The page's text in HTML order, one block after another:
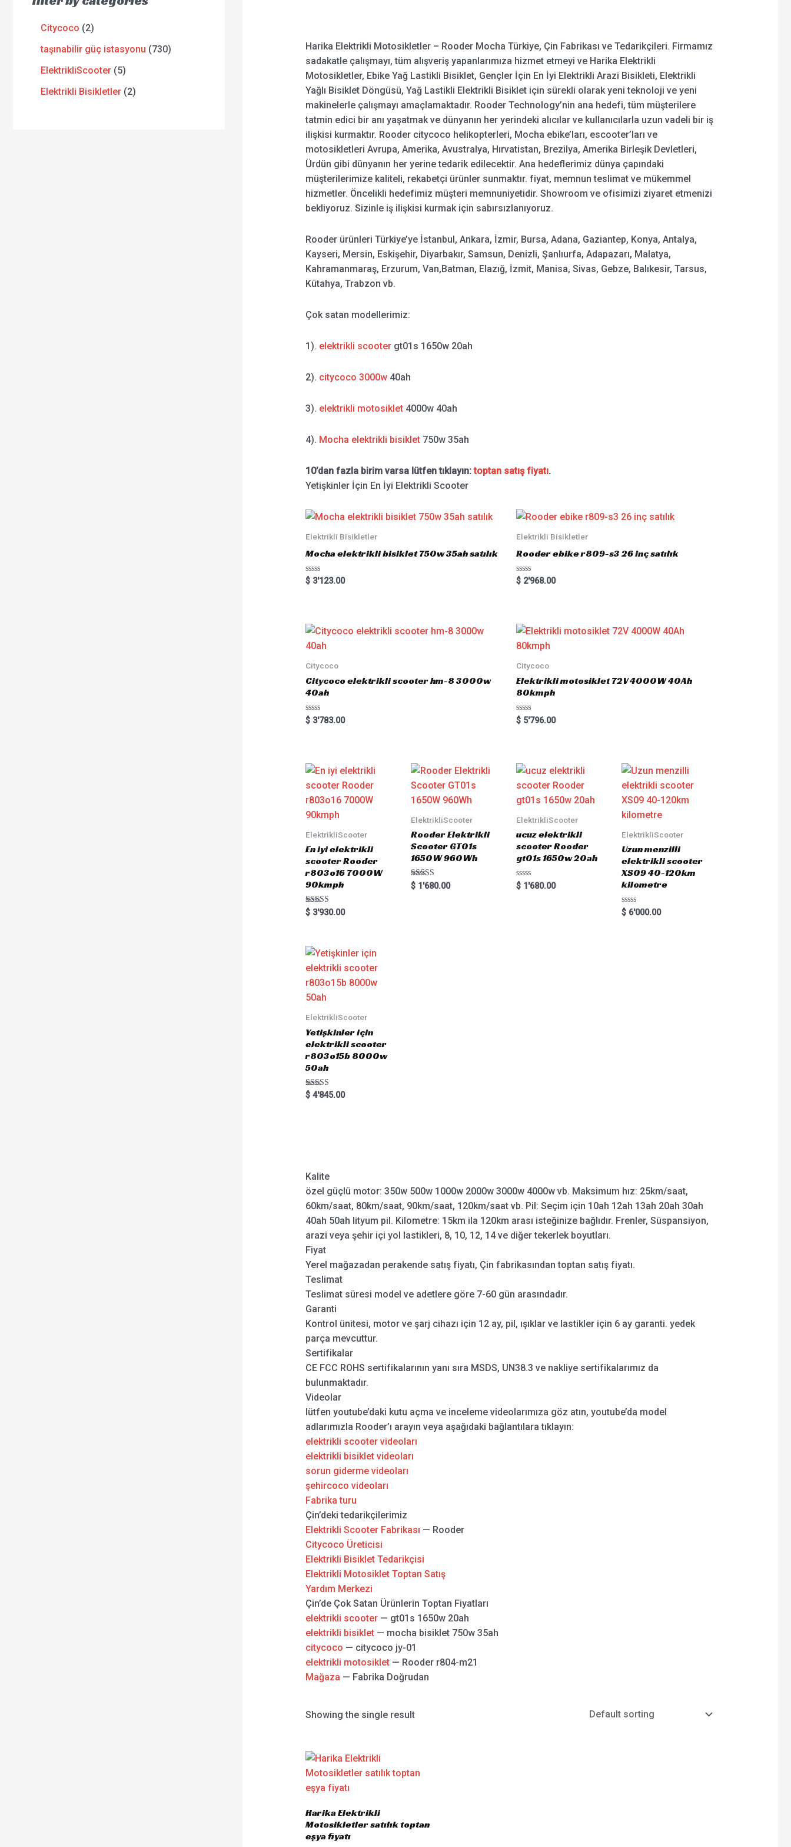
Citycoco 2
taşınabilir güç istasyonu 730
ElektrikliScooter 5
Elektrikli Bisikletler 2
Harika Elektrikli Motosikletler – Rooder Mocha Türkiye, Çin Fabrikası ve Tedarikçileri. Firmamız
sadakatle çalışmayı, tüm alışveriş yapanlarımıza hizmet etmeyi ve Harika Elektrikli
Motosikletler, Ebike Yağ Lastikli Bisiklet, Gençler İçin En İyi Elektrikli Arazi Bisikleti, Elektrikli
Yağlı Bisiklet Döngüsü, Yağ Lastikli Elektrikli Bisiklet için sürekli olarak yeni teknoloji ve yeni
makinelerle çalışmayı amaçlamaktadır. Rooder Technology’nin ana hedefi, tüm müşterilere
tatmin edici bir anı yaşatmak ve dünyanın her yerindeki alıcılar ve kullanıcılarla uzun vadeli bir iş
ilişkisi kurmaktır. Rooder citycoco helikopterleri, Mocha ebike’ları, escooter’ları ve
motosikletleri Avrupa, Amerika, Avustralya, Hırvatistan, Brezilya, Amerika Birleşik Devletleri,
Ürdün gibi dünyanın her yerine tedarik edilecektir. Ana hedeflerimiz dünya çapındaki
müşterilerimize kaliteli, rekabetçi ürünler sunmaktır. fiyat, memnun teslimat ve mükemmel
hizmetler. Öncelikli hedefimiz müşteri memnuniyetidir. Showroom ve ofisimizi ziyaret etmenizi
bekliyoruz. Sizinle iş ilişkisi kurmak için sabırsızlanıyoruz.
Rooder ürünleri Türkiye’ye İstanbul, Ankara, İzmir, Bursa, Adana, Gaziantep, Konya, Antalya,
Kayseri, Mersin, Eskişehir, Diyarbakır, Samsun, Denizli, Şanlıurfa, Adapazarı, Malatya,
Kahramanmaraş, Erzurum, Van,Batman, Elazığ, İzmit, Manisa, Sivas, Gebze, Balıkesir, Tarsus,
Kütahya, Trabzon vb.
Çok satan modellerimiz:
1). elektrikli scootergt01s 1650w 20ah
2). citycoco 3000w40ah
3). elektrikli motosiklet4000w 40ah
4). Mocha elektrikli bisiklet750w 35ah
10’dan fazla birim varsa lütfen tıklayın:toptan satış fiyatı.
Yetişkinler İçin En İyi Elektrikli Scooter
Elektrikli Bisikletler
Mocha elektrikli bisiklet 750w 35ah satılık
Rated
0
$3'123.00
Elektrikli Bisikletler
Rooder ebike r809-s3 26 inç satılık
Rated
0
$ 2'968.00
Citycoco
Citycoco elektrikli scooter hm-8 3000w
40ah
Rated
0
$3'783.00
Citycoco
Elektrikli motosiklet 72V 4000W 40Ah
80kmph
Rated
0
$ 5'796.00
ElektrikliScooter
En iyi elektrikli
scooter Rooder
r803o16 7000W
90kmph
Rated
5.00
$3'930.00
ElektrikliScooter
Rooder Elektrikli
Scooter GT01s
1650W 960Wh
Rated
5.00
$1'680.00
ElektrikliScooter
ucuz elektrikli
scooter Rooder
gt01s 1650w 20ah
Rated
0
$ 1'680.00
ElektrikliScooter
Uzun menzilli
elektrikli scooter
XS09 40-120km
kilometre
Rated
0
$ 6'000.00
ElektrikliScooter
Yetişkinler için
elektrikli scooter
r803o15b 8000w
50ah
Rated
5.00
$4'845.00
Kalite
özel güçlü motor: 350w 500w 1000w 2000w 3000w 4000w vb. Maksimum hız: 25km/saat,
60km/saat, 80km/saat, 90km/saat, 120km/saat vb. Pil: Seçim için 10ah 12ah 13ah 20ah 30ah
40ah 50ah lityum pil. Kilometre: 15km ila 120km arası isteğinize bağlıdır. Frenler, Süspansiyon,
arazi veya şehir içi yol lastikleri, 8, 10, 12, 14 ve diğer tekerlek boyutları.
Fiyat
Yerel mağazadan perakende satış fiyatı, Çin fabrikasından toptan satış fiyatı.
Teslimat
Teslimat süresi model ve adetlere göre 7-60 gün arasındadır.
Garanti
Kontrol ünitesi, motor ve şarj cihazı için 12 ay, pil, ışıklar ve lastikler için 6 ay garanti. yedek
parça mevcuttur.
Sertifikalar
CE FCC ROHS sertifikalarının yanı sıra MSDS, UN38.3 ve nakliye sertifikalarımız da
bulunmaktadır.
Videolar
lütfen youtube’daki kutu açma ve inceleme videolarımıza göz atın, youtube’da model
adlarımızla Rooder’ı arayın veya aşağıdaki bağlantılara tıklayın:
elektrikli scooter videoları
elektrikli bisiklet videoları
sorun giderme videoları
şehircoco videoları
Fabrika turu
Çin’deki tedarikçilerimiz
Elektrikli Scooter Fabrikası — Rooder
Citycoco Üreticisi
Elektrikli Bisiklet Tedarikçisi
Elektrikli Motosiklet Toptan Satış
Yardım Merkezi
Çin’de Çok Satan Ürünlerin Toptan Fiyatları
elektrikli scooter— gt01s 1650w 20ah
elektrikli bisiklet— mocha bisiklet 750w 35ah
citycoco — citycoco jy-01
elektrikli motosiklet— Rooder r804-m21
Mağaza — Fabrika Doğrudan
Showing the single result
Harika Elektrikli
Motosikletler satılık toptan
eşya fiyatı